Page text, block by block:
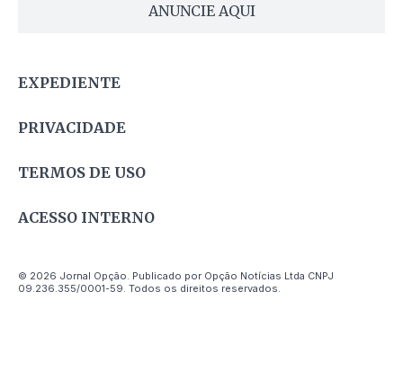
ANUNCIE AQUI
EXPEDIENTE
PRIVACIDADE
TERMOS DE USO
ACESSO INTERNO
© 2026 Jornal Opção. Publicado por Opção Notícias Ltda CNPJ
09.236.355/0001-59. Todos os direitos reservados.